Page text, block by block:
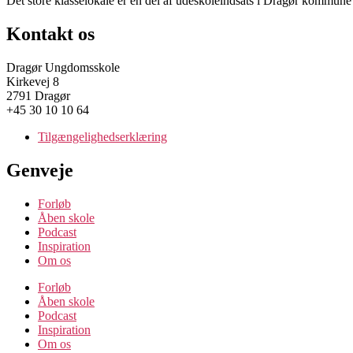
Kontakt os
Dragør Ungdomsskole
Kirkevej 8
2791 Dragør
+45 30 10 10 64
Tilgængelighedserklæring
Genveje
Forløb
Åben skole
Podcast
Inspiration
Om os
Forløb
Åben skole
Podcast
Inspiration
Om os